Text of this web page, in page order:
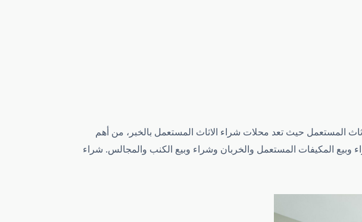
المستعمل حيث تعد محلات شراء الاثاث المستعمل بالخبر، من أهم
وبيع المكيفات المستعمل والخربان وشراء وبيع الكنب والمجالس. شراء